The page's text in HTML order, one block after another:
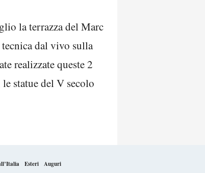
la terrazza del Marc
dal vivo sulla
realizzate queste 2
statue del V secolo
Esteri Auguri